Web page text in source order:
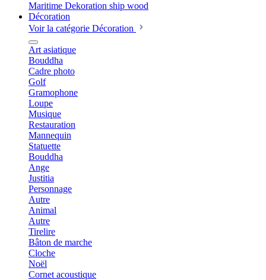
Décoration
Voir la catégorie Décoration
Art asiatique
Bouddha
Cadre photo
Golf
Gramophone
Loupe
Musique
Restauration
Mannequin
Statuette
Bouddha
Ange
Justitia
Personnage
Autre
Animal
Autre
Tirelire
Bâton de marche
Cloche
Noël
Cornet acoustique